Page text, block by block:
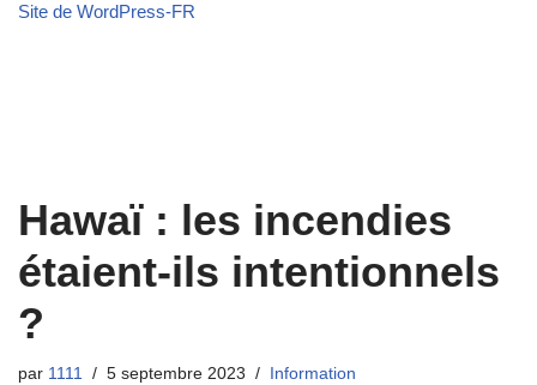
Site de WordPress-FR
Hawaï : les incendies
étaient-ils intentionnels
?
par 1111 5 septembre 2023 Information